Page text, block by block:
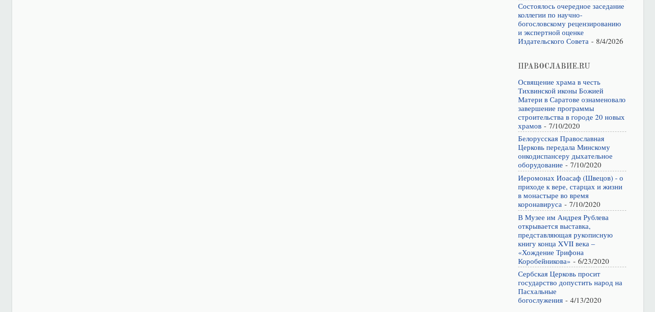
Состоялось очередное заседание
коллегии по научно-
богословскому рецензированию
и экспертной оценке
Издательского Совета- 8/4/2026
ПРАВОСЛАВИЕ.RU
Освящение храма в честь
Тихвинской иконы Божией
Матери в Саратове ознаменовало
завершение программы
строительства в городе 20 новых
храмов- 7/10/2020
Белорусская Православная
Церковь передала Минскому
онкодиспансеру дыхательное
оборудование - 7/10/2020
Иеромонах Иоасаф (Швецов) - о
приходе к вере, старцах и жизни
в монастыре во время
коронавируса - 7/10/2020
В Музее им Андрея Рублева
открывается выставка,
представляющая рукописную
книгу конца XVII века –
«Хождение Трифона
Коробейникова» - 6/23/2020
Сербская Церковь просит
государство допустить народ на
Пасхальные
богослужения- 4/13/2020